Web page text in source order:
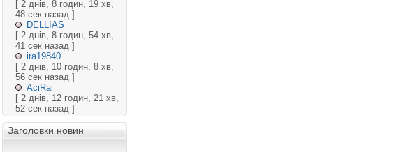
[ 2 днів, 8 годин, 19 хв,
48 сек назад ]
DELLIAS
[ 2 днів, 8 годин, 54 хв,
41 сек назад ]
ira19840
[ 2 днів, 10 годин, 8 хв,
56 сек назад ]
AciRai
[ 2 днів, 12 годин, 21 хв,
52 сек назад ]
Заголовки новин